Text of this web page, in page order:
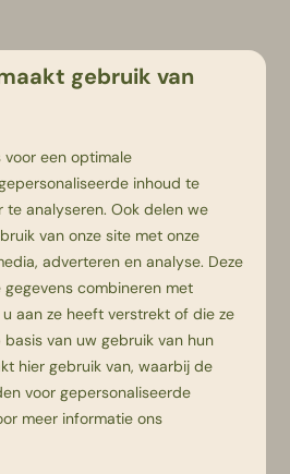
gebruik van
voor een optimale
inhoud te
te analyseren. Ook delen we
van onze site met onze
adverteren en analyse. Deze
combineren met
aan ze heeft verstrekt of die ze
van uw gebruik van hun
hier gebruik van, waarbij de
voor gepersonaliseerde
meer informatie ons